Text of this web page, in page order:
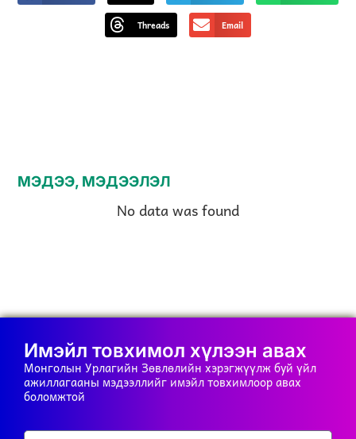
Threads Email
МЭДЭЭ, МЭДЭЭЛЭЛ
No data was found
Имэйл товхимол хүлээн авах
Монголын Урлагийн Зөвлөлийн хэрэгжүүлж буй үйл
ажиллагааны мэдээллийг имэйл товхимлоор авах
боломжтой